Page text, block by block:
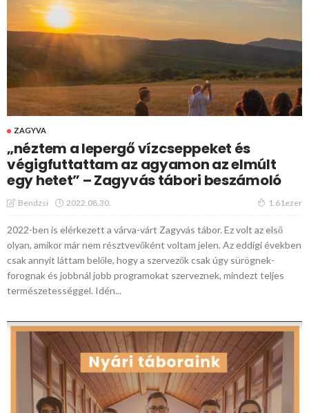
ZAGYVA
„néztem a lepergő vízcseppeket és
végigfuttattam az agyamon az elmúlt
egy hetet” – Zagyvás tábori beszámoló
Bendzsi 2022.08.30. 1.61ezer
2022-ben is elérkezett a várva-várt Zagyvás tábor. Ez volt az első
olyan, amikor már nem résztvevőként voltam jelen. Az eddigi években
csak annyit láttam belőle, hogy a szervezők csak úgy sürögnek-
forognak és jobbnál jobb programokat szerveznek, mindezt teljes
természetességgel. Idén...